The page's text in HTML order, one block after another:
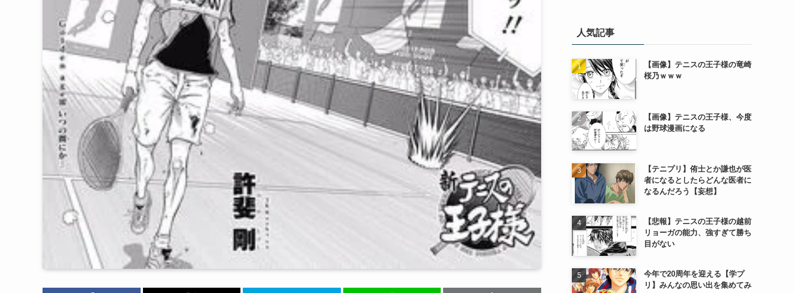
人気記事
【画像】テニスの王子様の竜崎
桜乃ｗｗｗ
【画像】テニスの王子様、今度
は野球漫画になる
【テニプリ】侑士とか謙也が医
者になるとしたらどんな医者に
なるんだろう【妄想】
【悲報】テニスの王子様の越前
リョーガの能力、強すぎて勝ち
目がない
今年で20周年を迎える【学プ
リ】みんなの思い出を集めてみ